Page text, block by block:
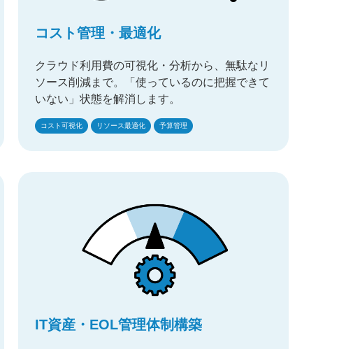
コスト管理・最適化
クラウド利用費の可視化・分析から、無駄なリ
ソース削減まで。「使っているのに把握できて
いない」状態を解消します。
コスト可視化 リソース最適化 予算管理
IT資産・EOL管理体制構築